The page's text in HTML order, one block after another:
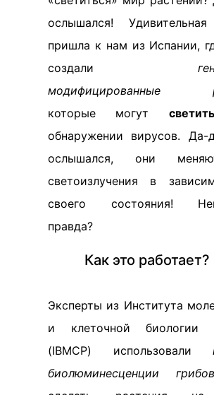
ослышался!
пришла к нам из Испании,
создали
модифицированные
которые могут
обнаружении вирусов.
ослышался, они
светоизлучения в
своего состояния!
правда?
Как это
Эксперты из Института
и клеточной биологии
(IBMCP) использовали
биолюминесценции грибов